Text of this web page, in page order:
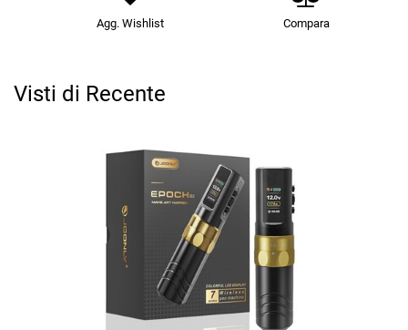
Agg. Wishlist Compara
Visti di Recente